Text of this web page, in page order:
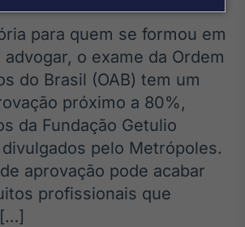
Broadcast
Agro
agronegócio
Broadcast
Político
Os bastidores da
política em
tempo real
para quem se formou em
o exame da Ordem
do Brasil (OAB) tem um
próximo a 80%,
da Fundação Getulio
divulgados pelo Metrópoles.
aprovação pode acabar
profissionais que